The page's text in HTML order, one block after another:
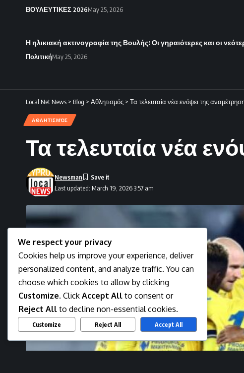
ΒΟΥΛΕΥΤΙΚΕΣ 2026May 25, 2026
Η ηλικιακή ακτινογραφία της Βουλής: Οι γηραιότερες και οι
ΠολιτικήMay 25, 2026
Local Net News > Blog > Αθλητισμός > Τα τελευταία νέα ενόψει της
ΑΘΛΗΤΙΣΜΌΣ
Τα τελευταία νέα
Last updated: March 19, 2026 3:57 am
Newsman
We respect your privacy
Cookies help us improve your experience, deliver
personalized content, and analyze traffic. You can
choose which cookies to allow by clicking
Customize. Click Accept All to consent or
Reject All to decline non-essential cookies.
Customize Reject All Accept All